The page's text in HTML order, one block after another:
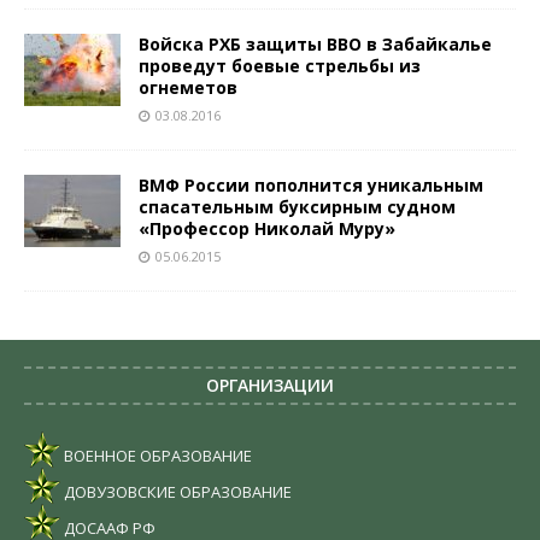
Войска РХБ защиты ВВО в Забайкалье
проведут боевые стрельбы из
огнеметов
03.08.2016
ВМФ России пополнится уникальным
спасательным буксирным судном
«Профессор Николай Муру»
05.06.2015
ОРГАНИЗАЦИИ
ВОЕННОЕ ОБРАЗОВАНИЕ
ДОВУЗОВСКИЕ ОБРАЗОВАНИЕ
ДОСААФ РФ